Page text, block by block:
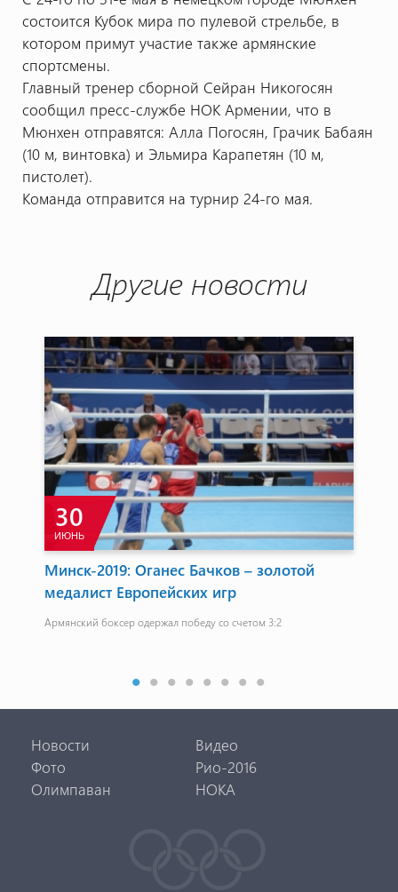
состоится Кубок мира по пулевой стрельбе, в
котором примут участие также армянские
спортсмены.
Главный тренер сборной Сейран Никогосян
сообщил пресс-службе НОК Армении, что в
Мюнхен отправятся: Алла Погосян, Грачик Бабаян
(10 м, винтовка) и Эльмира Карапетян (10 м,
пистолет).
Команда отправится на турнир 24-го мая.
Другие новости
30
ИЮНЬ
Минск-2019: Оганес Бачков – золотой
медалист Европейских игр
Армянский боксер одержал победу со счетом 3:2
Новости
Видео
Фото
Рио-2016
Олимпаван
НОКА